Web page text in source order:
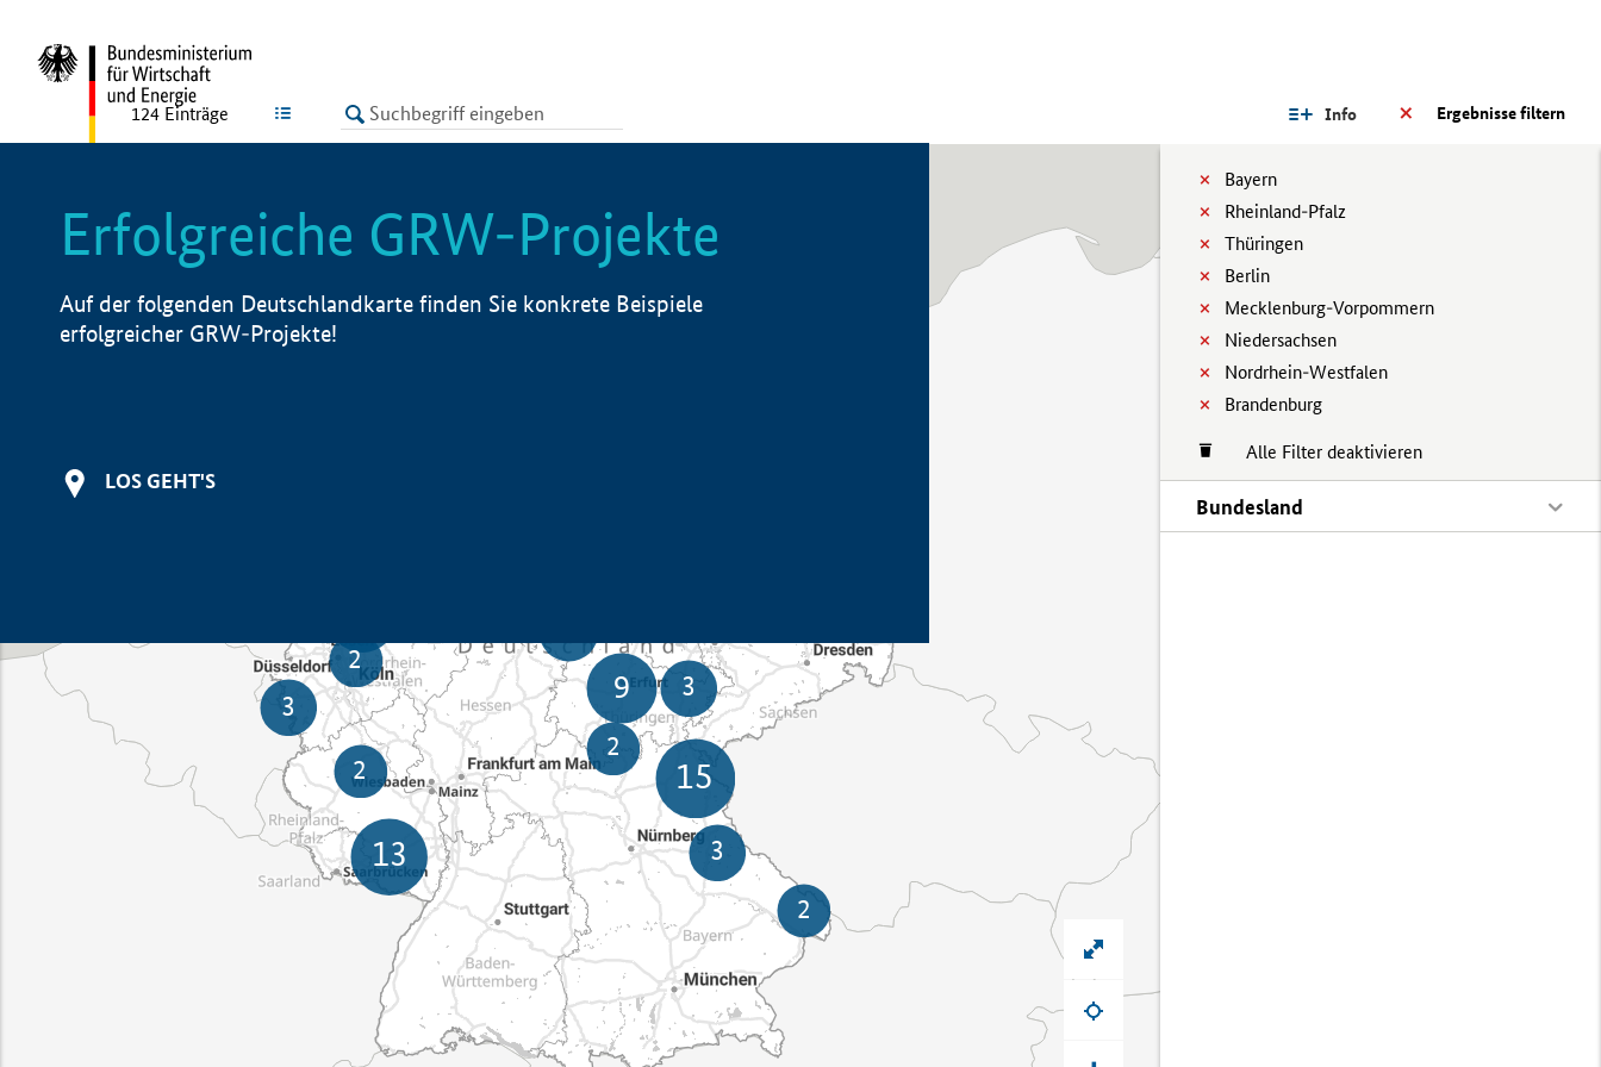
LISTE Ergebnisse filtern
Info
Bayern
Rheinland-Pfalz
Thüringen
Berlin
Mecklenburg-Vorpommern
Niedersachsen
Nordrhein-Westfalen
Brandenburg
Alle Filter deaktivieren
Bundesland
124 Einträge
Erfolgreiche GRW-Projekte
Auf der folgenden Deutschlandkarte finden Sie konkrete Beispiele
erfolgreicher GRW-Projekte!
LOS GEHT'S